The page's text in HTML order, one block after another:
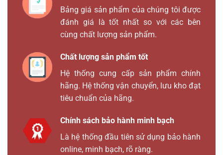
Bảng giá sản phẩm của chúng tôi được
đánh giá là tốt nhất so với các bên
cùng chất lượng sản phẩm.
Chất lượng sản phẩm tốt
Hệ thống cung cấp sản phẩm chính
hãng. Hệ thống vận chuyển, lưu kho đạt
tiêu chuẩn của hãng.
Chính sách bảo hành minh bạch
Là hệ thống đầu tiên sử dụng bảo hành
online, minh bạch, rõ ràng.